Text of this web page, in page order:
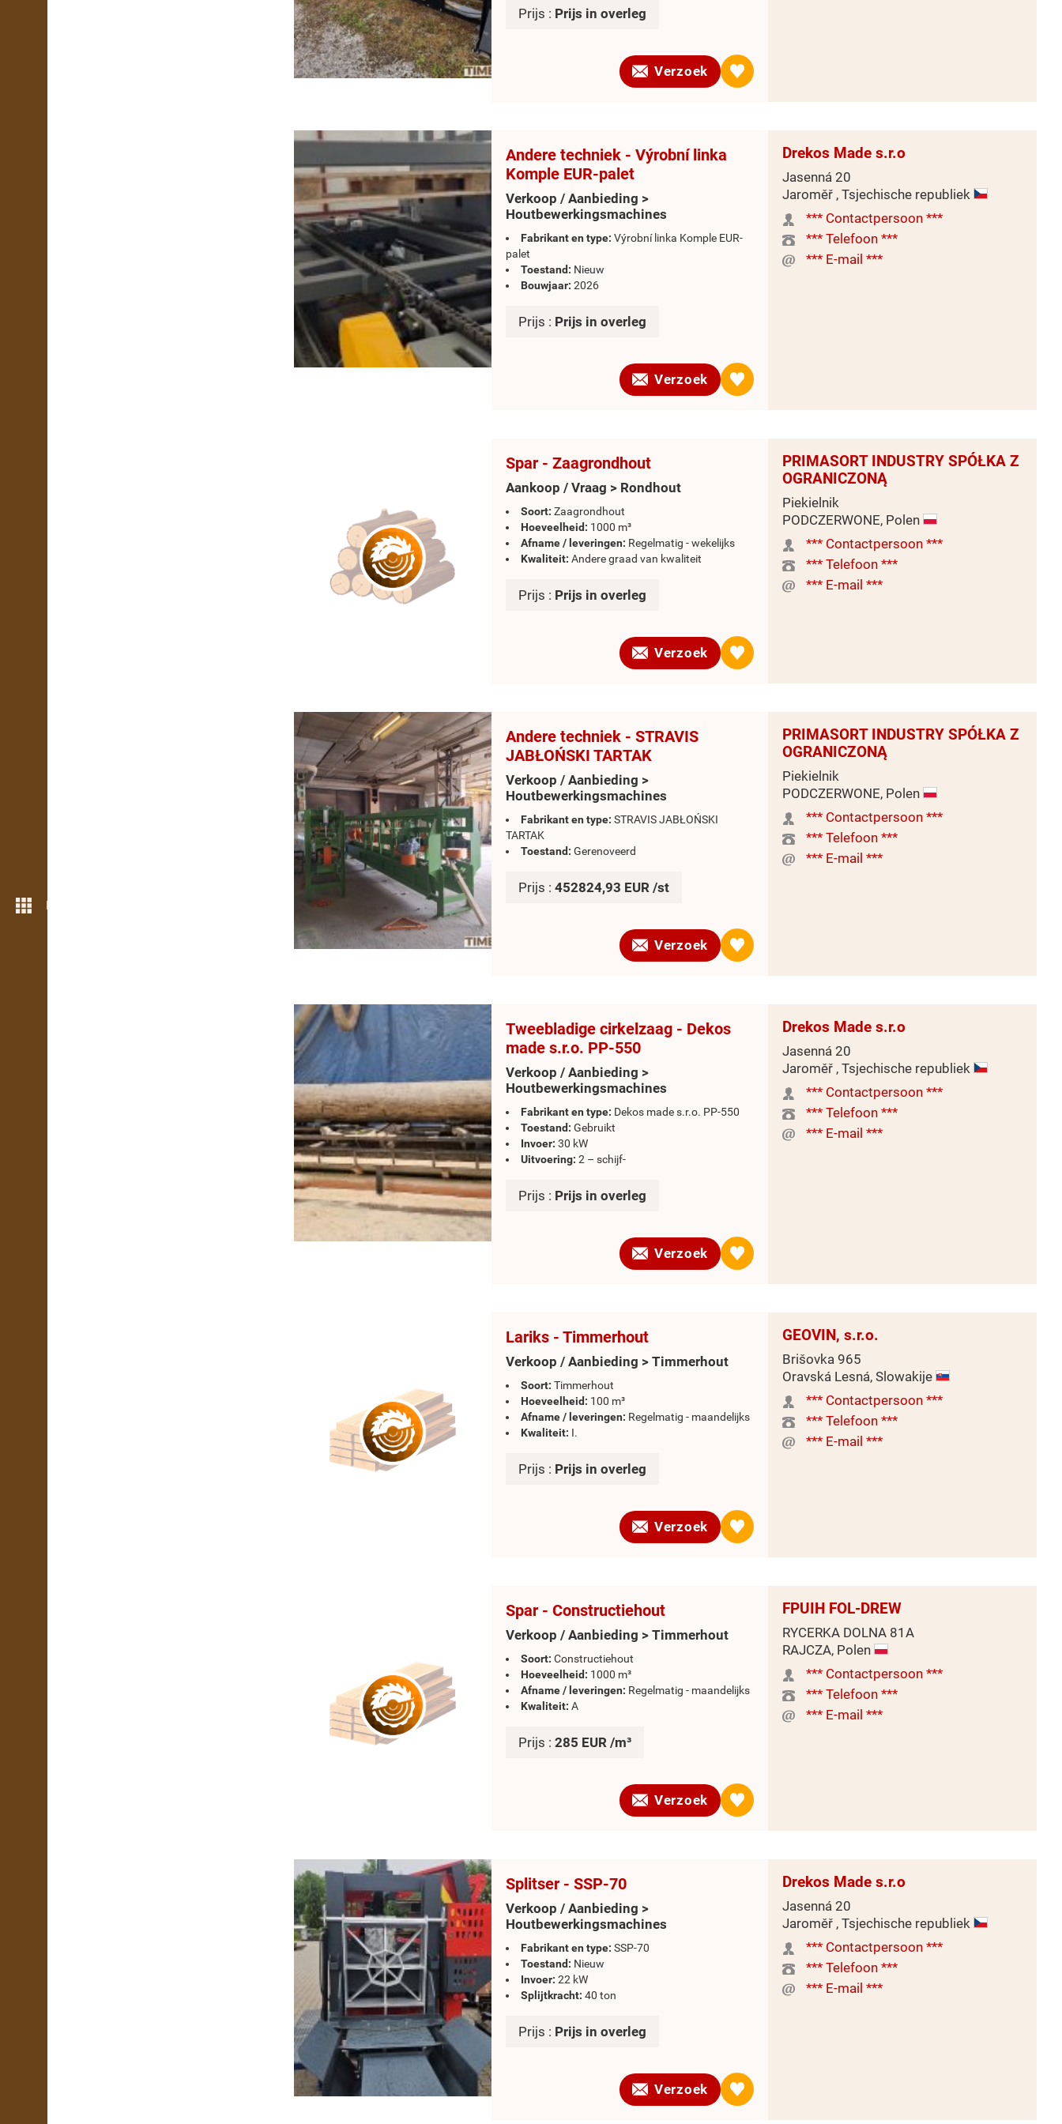
Meer opties
Prijs : Prijs in overleg
Verzoek
Andere techniek - Výrobní linka
Komple EUR-palet
Verkoop / Aanbieding >
Houtbewerkingsmachines
Fabrikant en type: Výrobní linka Komple EUR-
palet
Toestand: Nieuw
Bouwjaar: 2026
Prijs : Prijs in overleg
Verzoek
Drekos Made s.r.o
Jasenná 20
Jaroměř , Tsjechische republiek
*** Contactpersoon ***
*** Telefoon ***
*** E-mail ***
Spar - Zaagrondhout
Aankoop / Vraag > Rondhout
Soort: Zaagrondhout
Hoeveelheid: 1000 m³
Afname / leveringen: Regelmatig - wekelijks
Kwaliteit: Andere graad van kwaliteit
Prijs : Prijs in overleg
Verzoek
PRIMASORT INDUSTRY SPÓŁKA Z
OGRANICZONĄ
Piekielnik
PODCZERWONE, Polen
*** Contactpersoon ***
*** Telefoon ***
*** E-mail ***
Andere techniek - STRAVIS
JABŁOŃSKI TARTAK
Verkoop / Aanbieding >
Houtbewerkingsmachines
Fabrikant en type: STRAVIS JABŁOŃSKI
TARTAK
Toestand: Gerenoveerd
Prijs : 452824,93 EUR /st
Verzoek
PRIMASORT INDUSTRY SPÓŁKA Z
OGRANICZONĄ
Piekielnik
PODCZERWONE, Polen
*** Contactpersoon ***
*** Telefoon ***
*** E-mail ***
Tweebladige cirkelzaag - Dekos
made s.r.o. PP-550
Verkoop / Aanbieding >
Houtbewerkingsmachines
Fabrikant en type: Dekos made s.r.o. PP-550
Toestand: Gebruikt
Invoer: 30 kW
Uitvoering: 2 – schijf-
Prijs : Prijs in overleg
Verzoek
Drekos Made s.r.o
Jasenná 20
Jaroměř , Tsjechische republiek
*** Contactpersoon ***
*** Telefoon ***
*** E-mail ***
Lariks - Timmerhout
Verkoop / Aanbieding > Timmerhout
Soort: Timmerhout
Hoeveelheid: 100 m³
Afname / leveringen: Regelmatig - maandelijks
Kwaliteit: I.
Prijs : Prijs in overleg
Verzoek
GEOVIN, s.r.o.
Brišovka 965
Oravská Lesná, Slowakije
*** Contactpersoon ***
*** Telefoon ***
*** E-mail ***
Spar - Constructiehout
Verkoop / Aanbieding > Timmerhout
Soort: Constructiehout
Hoeveelheid: 1000 m³
Afname / leveringen: Regelmatig - maandelijks
Kwaliteit: A
Prijs : 285 EUR /m³
Verzoek
FPUIH FOL-DREW
RYCERKA DOLNA 81A
RAJCZA, Polen
*** Contactpersoon ***
*** Telefoon ***
*** E-mail ***
Splitser - SSP-70
Verkoop / Aanbieding >
Houtbewerkingsmachines
Fabrikant en type: SSP-70
Toestand: Nieuw
Invoer: 22 kW
Splijtkracht: 40 ton
Prijs : Prijs in overleg
Verzoek
Drekos Made s.r.o
Jasenná 20
Jaroměř , Tsjechische republiek
*** Contactpersoon ***
*** Telefoon ***
*** E-mail ***